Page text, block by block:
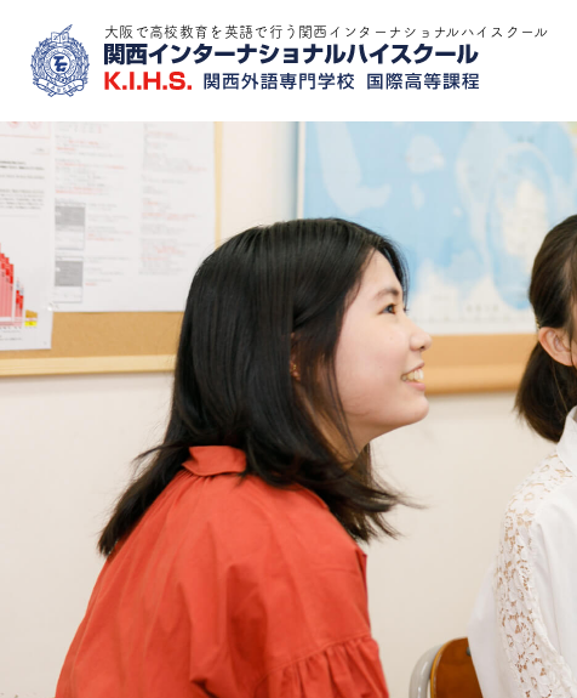
大阪で高校教育を英語で行う関西インターナショナルハイスクール